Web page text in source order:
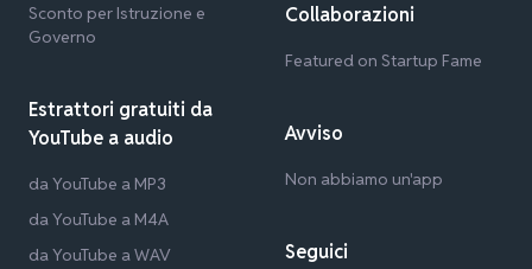
Sconto per Istruzione e
Governo
Estrattori gratuiti da
YouTube a audio
da YouTube a MP3
da YouTube a M4A
da YouTube a WAV
Collaborazioni
Featured on Startup Fame
Avviso
Non abbiamo un'app
Seguici